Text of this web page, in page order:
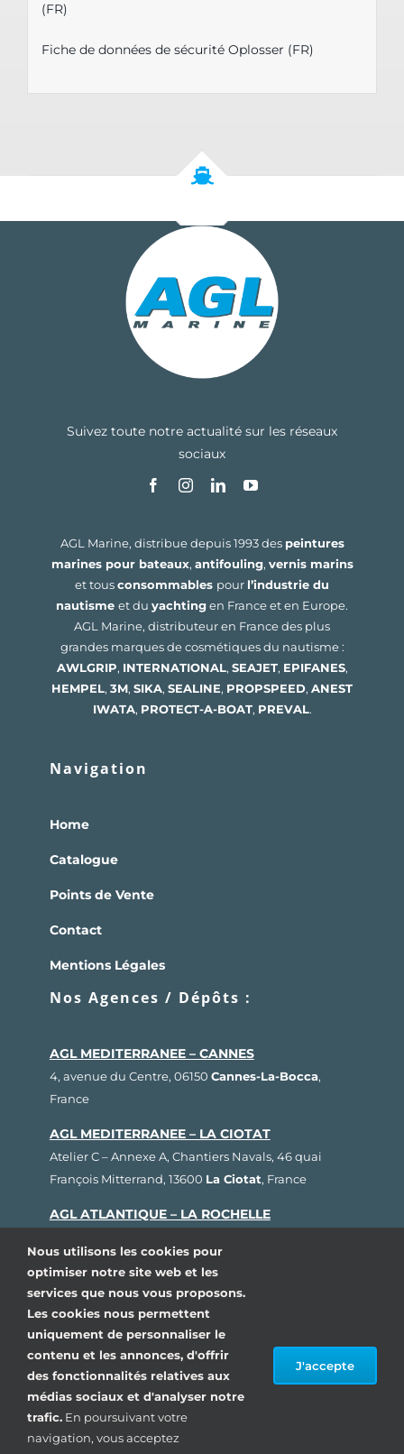
(FR)
Fiche de données de sécurité Oplosser (FR)
Suivez toute notre actualité sur les réseaux
sociaux
AGL Marine, distribue depuis 1993 des peintures
marines pour bateaux, antifouling, vernis marins
et tousconsommables pour l’industrie du
nautisme et du yachtingen France et en Europe.
AGL Marine, distributeur en France des plus
grandes marques de cosmétiques du nautisme :
AWLGRIP, INTERNATIONAL, SEAJET, EPIFANES,
HEMPEL, 3M, SIKA, SEALINE, PROPSPEED, ANEST
IWATA, PROTECT-A-BOAT, PREVAL.
Navigation
Home
Catalogue
Points de Vente
Contact
Mentions Légales
Nos Agences / Dépôts :
AGL MEDITERRANEE – CANNES
4, avenue du Centre, 06150 Cannes-La-Bocca,
France
AGL MEDITERRANEE – LA CIOTAT
Atelier C – Annexe A, Chantiers Navals, 46 quai
François Mitterrand, 13600 La Ciotat, France
AGL ATLANTIQUE – LA ROCHELLE
Rochelle, France
AGL BRETAGNE – LORIENT
1, rue Cdt L’Herminier, Bloc K2, 56100
France
AGL SUD OUEST – ARCACHON
80, avenue du Général Leclerc, Pôle Nautique de la
Pointe, 33260La Teste de Buch
Nous utilisons les cookies pour
optimiser notre site web et les
services que nous vous proposons.
Les cookies nous permettent
uniquement de personnaliser le
contenu et les annonces, d'offrir
des fonctionnalités relatives aux
médias sociaux et d'analyser notre
trafic. En poursuivant votre
navigation, vous acceptez
J'accepte